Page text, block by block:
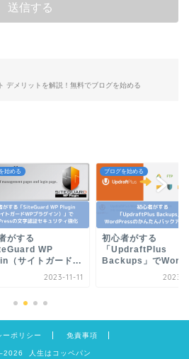
デメリットを解説！無料でブログを始める
始める
がする
WP
（サイトガード...
2023-11-11
ブログを始める
初心者がする
「UpdraftPlus
Backups」で
2023-
ーポリシー 免責事項
人生はコッペパン